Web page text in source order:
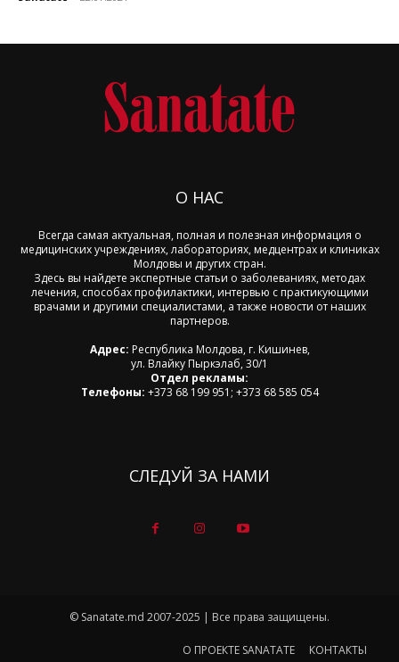
О НАС
Всегда самая актуальная, полная и полезная информация о
медицинских учреждениях, лабораториях, медцентрах и клиниках
Молдовы и других стран.
Здесь вы найдете экспертные статьи о заболеваниях, методах
лечения, способах профилактики, интервью с практикующими
врачами и другими специалистами, а также новости от наших
партнеров.
Адрес: Республика Молдова, г. Кишинев,
ул. Влайку Пыркэлаб, 30/1
Отдел рекламы:
Телефоны: +373 68 199 951; +373 68 585 054
СЛЕДУЙ ЗА НАМИ
© Sanatate.md 2007-2025 | Все права защищены.
О ПРОЕКТЕ SANATATE
КОНТАКТЫ